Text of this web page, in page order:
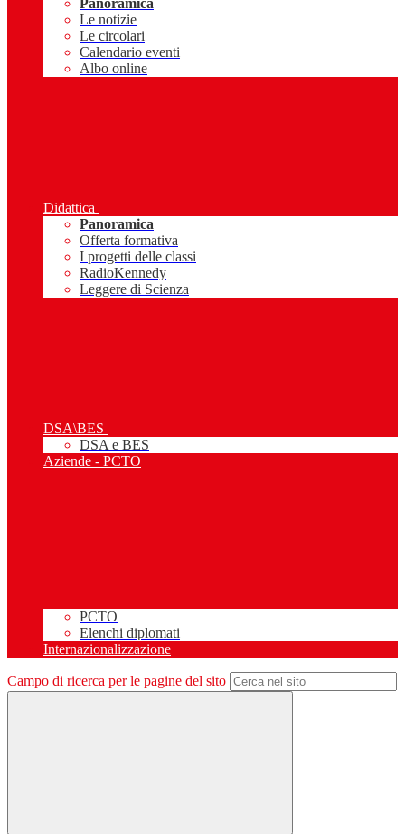
Panoramica
Le notizie
Le circolari
Calendario eventi
Albo online
Didattica
Panoramica
Offerta formativa
I progetti delle classi
RadioKennedy
Leggere di Scienza
DSA\BES
DSA e BES
Aziende - PCTO
PCTO
Elenchi diplomati
Internazionalizzazione
Campo di ricerca per le pagine del sito